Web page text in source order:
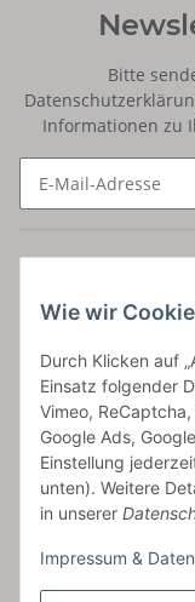
Wie wir
Durch Klicken auf
Einsatz folgender
Vimeo,
Google Ads,
Einstellung
unten). Weitere
in unserer
Impressum &
Bitte
Informationen zu
Artikelinformationen
Frieslandstr. 44 |
Fon 04468-9479855-